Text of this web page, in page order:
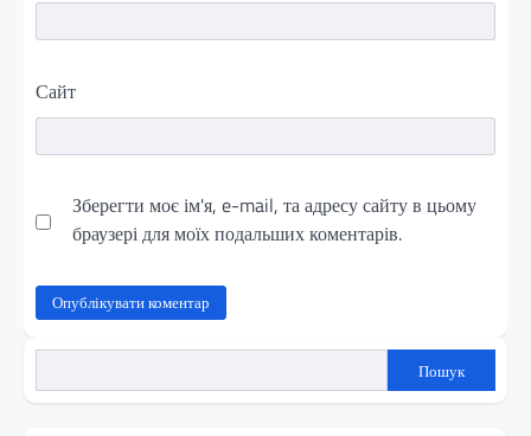
Сайт
Зберегти моє ім'я, e-mail, та адресу сайту в цьому
браузері для моїх подальших коментарів.
Пошук